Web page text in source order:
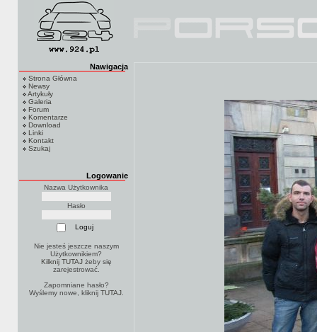
Nawigacja
Strona Główna
Newsy
Artykuły
Galeria
Forum
Komentarze
Download
Linki
Kontakt
Szukaj
Logowanie
Nazwa Użytkownika
Hasło
Nie jesteś jeszcze naszym
Użytkownikiem?
Kilknij TUTAJżeby się
zarejestrować.
Zapomniane hasło?
Wyślemy nowe, kliknij TUTAJ.